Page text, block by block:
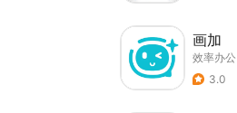
画加
效率办公
3.0